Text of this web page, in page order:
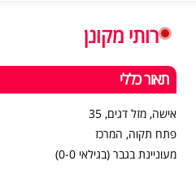
רותי מקונן
תאור כללי
אישה, מזל דגים, 35
פתח תקוה, המרכז
מעוניינת בגבר (בגילאי 0-0)